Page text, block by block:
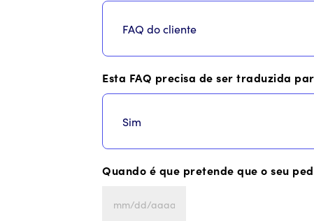
Esta FAQ precisa de ser traduzida
Quando é que pretende que o seu
MM